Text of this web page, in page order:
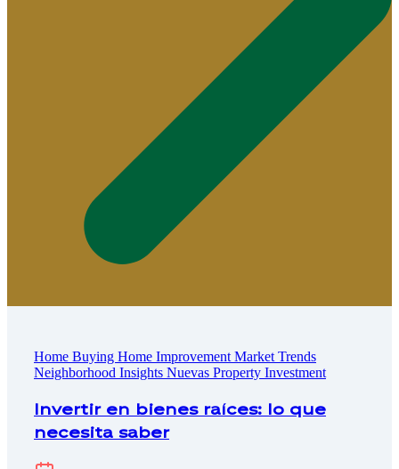
Home Buying Home Improvement Market Trends
Neighborhood Insights Nuevas Property Investment
Invertir en bienes raíces: lo que
necesita saber